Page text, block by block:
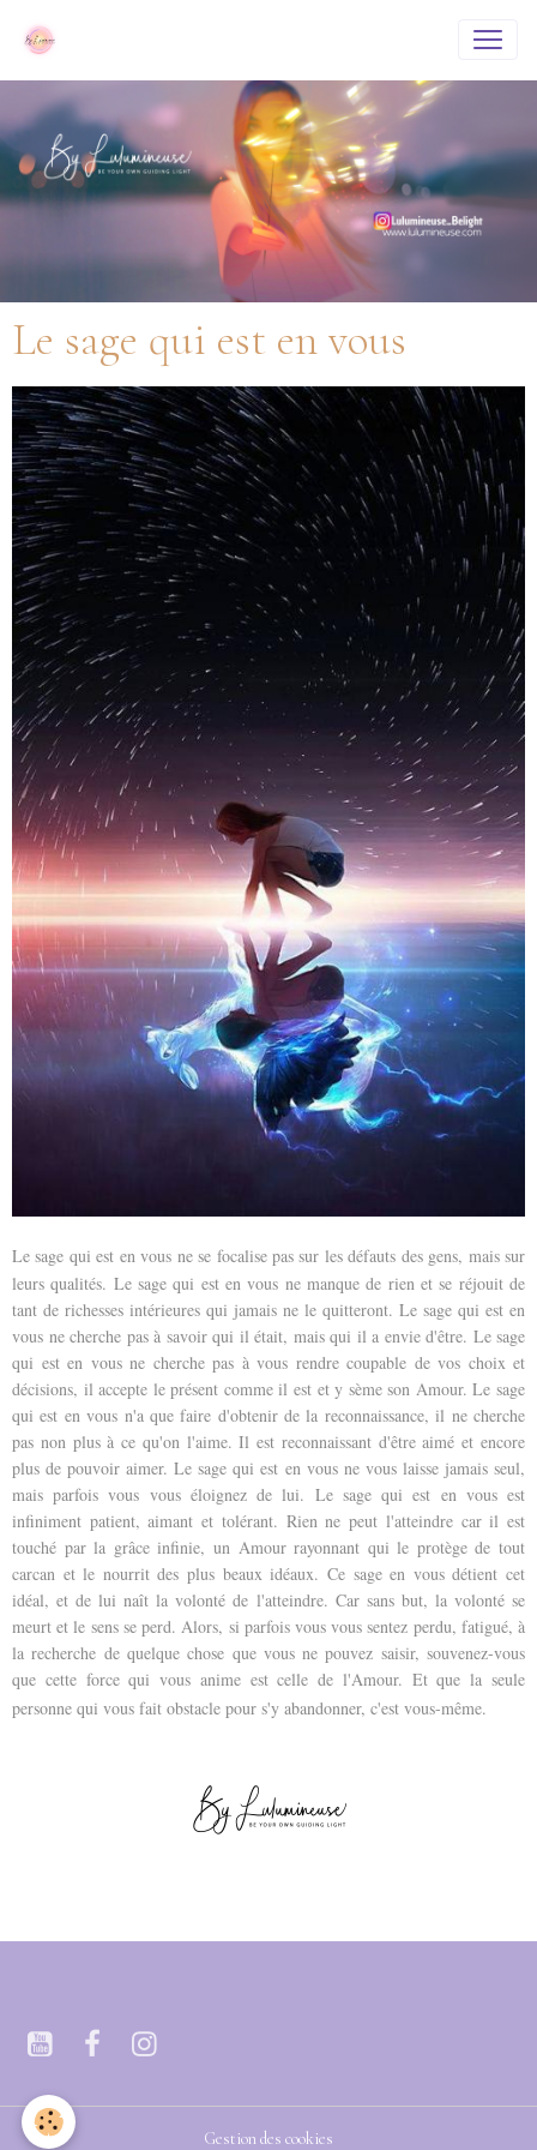
Le sage qui est en vous
Le sage qui est en vous ne se focalise pas sur les défauts des gens, mais sur
leurs qualités. Le sage qui est en vous ne manque de rien et se réjouit de
tant de richesses intérieures qui jamais ne le quitteront. Le sage qui est en
vous ne cherche pas à savoir qui il était, mais qui il a envie d'être. Le sage
qui est en vous ne cherche pas à vous rendre coupable de vos choix et
décisions, il accepte le présent comme il est et y sème son Amour. Le sage
qui est en vous n'a que faire d'obtenir de la reconnaissance, il ne cherche
pas non plus à ce qu'on l'aime. Il est reconnaissant d'être aimé et encore
plus de pouvoir aimer. Le sage qui est en vous ne vous laisse jamais seul,
mais parfois vous vous éloignez de lui. Le sage qui est en vous est
infiniment patient, aimant et tolérant. Rien ne peut l'atteindre car il est
touché par la grâce infinie, un Amour rayonnant qui le protège de tout
carcan et le nourrit des plus beaux idéaux. Ce sage en vous détient cet
idéal, et de lui naît la volonté de l'atteindre. Car sans but, la volonté se
meurt et le sens se perd. Alors, si parfois vous vous sentez perdu, fatigué, à
la recherche de quelque chose que vous ne pouvez saisir, souvenez-vous
que cette force qui vous anime est celle de l'Amour. Et que la seule
personne qui vous fait obstacle pour s'y abandonner, c'est vous-même.
Gestion des cookies